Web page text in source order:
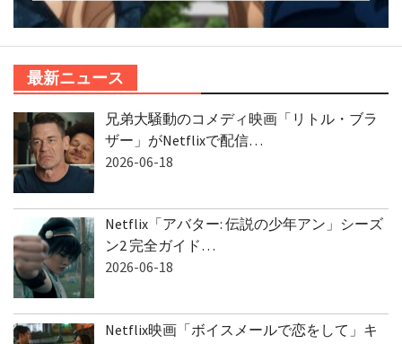
最新ニュース
兄弟大騒動のコメディ映画「リトル・ブラ
ザー」がNetflixで配信…
2026-06-18
Netflix「アバター: 伝説の少年アン」シーズ
ン2 完全ガイド…
2026-06-18
Netflix映画「ボイスメールで恋をして」キ